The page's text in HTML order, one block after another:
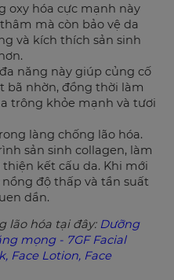
oxy hóa cực mạnh này
mà còn bảo vệ da
và kích thích sản sinh
năng này giúp củng cố
bã nhờn, đồng thời làm
trông khỏe mạnh và tươi
làng chống lão hóa.
sản sinh collagen, làm
kết cấu da. Khi mới
độ thấp và tần suất
dần.
lão hóa tại đây: Dưỡng
mọng - 7GF Facial
Face Lotion, Face